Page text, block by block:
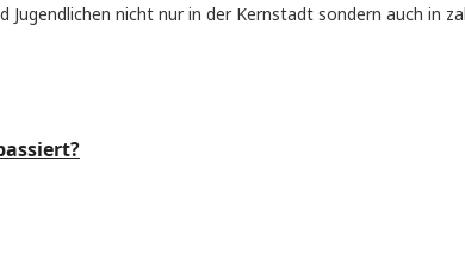
nicht nur in der Kernstadt sondern auch in